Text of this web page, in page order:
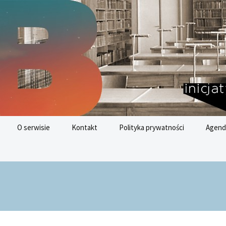
O serwisie Kontakt Polityka prywatności